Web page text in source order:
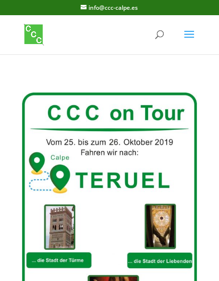
info@ccc-calpe.es